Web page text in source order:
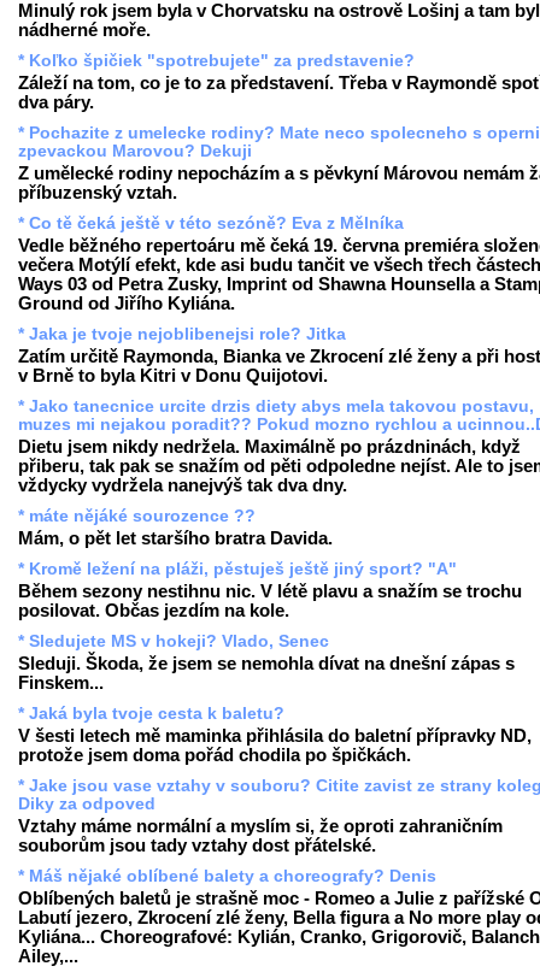
Minulý rok jsem byla v Chorvatsku na ostrově Lošinj a tam
nádherné moře.
* Koľko špičiek "spotrebujete" za predstavenie?
Záleží na tom, co je to za představení. Třeba v Raymondě
dva páry.
* Pochazite z umelecke rodiny? Mate neco spolecneho s operni
zpevackou Marovou? Dekuji
Z umělecké rodiny nepocházím a s pěvkyní Márovou nemám
příbuzenský vztah.
* Co tě čeká ještě v této sezóně? Eva z Mělníka
Vedle běžného repertoáru mě čeká 19. června premiéra
večera Motýlí efekt, kde asi budu tančit ve všech třech
Ways 03 od Petra Zusky, Imprint od Shawna Hounsella a
Ground od Jiřího Kyliána.
* Jaka je tvoje nejoblibenejsi role? Jitka
Zatím určitě Raymonda, Bianka ve Zkrocení zlé ženy a při
v Brně to byla Kitri v Donu Quijotovi.
* Jako tanecnice urcite drzis diety abys mela takovou postavu,
muzes mi nejakou poradit?? Pokud mozno rychlou a
Dietu jsem nikdy nedržela. Maximálně po prázdninách, když
přiberu, tak pak se snažím od pěti odpoledne nejíst. Ale to
vždycky vydržela nanejvýš tak dva dny.
* máte nějáké sourozence ??
Mám, o pět let staršího bratra Davida.
* Kromě ležení na pláži, pěstuješ ještě jiný sport? "A"
Během sezony nestihnu nic. V létě plavu a snažím se trochu
posilovat. Občas jezdím na kole.
* Sledujete MS v hokeji? Vlado, Senec
Sleduji. Škoda, že jsem se nemohla dívat na dnešní zápas s
Finskem...
* Jaká byla tvoje cesta k baletu?
V šesti letech mě maminka přihlásila do baletní přípravky ND,
protože jsem doma pořád chodila po špičkách.
* Jake jsou vase vztahy v souboru? Citite zavist ze strany
Diky za odpoved
Vztahy máme normální a myslím si, že oproti zahraničním
souborům jsou tady vztahy dost přátelské.
* Máš nějaké oblíbené balety a choreografy? Denis
Oblíbených baletů je strašně moc - Romeo a Julie z pařížské
Labutí jezero, Zkrocení zlé ženy, Bella figura a No more play
Kyliána... Choreografové: Kylián, Cranko, Grigorovič,
Ailey,...